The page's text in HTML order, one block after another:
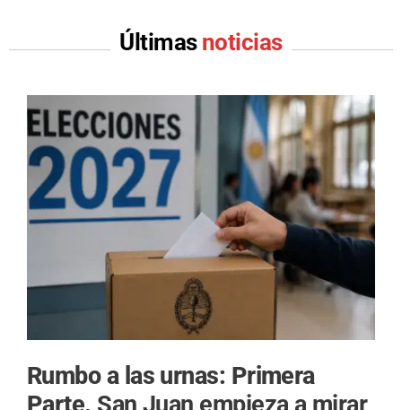
Últimas noticias
Rumbo a las urnas: Primera
Parte. San Juan empieza a mirar